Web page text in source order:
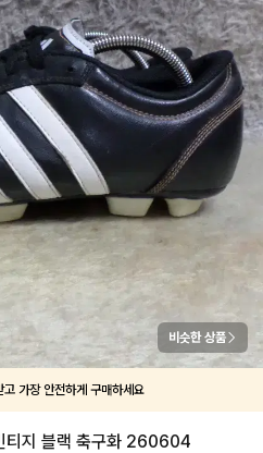
비슷한 상품
고 가장 안전하게 구매하세요
티지 블랙 축구화 260604